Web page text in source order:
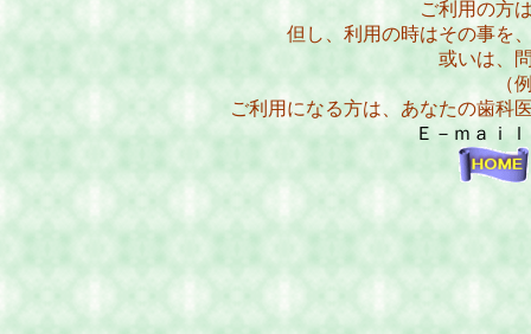
ご利用の方
但し、利用の時はその事を
或いは、
（
ご利用になる方は、あなたの歯科
Ｅ－ｍａｉ